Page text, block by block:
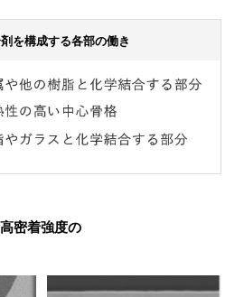
を構成する各部の働き
密着強度の